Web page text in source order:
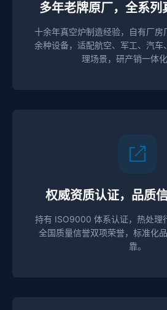
多年老牌原厂，全系列
十余年真空炉制造经验，自有厂房
余种设备，适配航空、军工、汽车
理场景，研产销一体化
权威资质认证，品质
持有 ISO9000 体系认证，热处理
全国质量信誉双项荣誉，标准化
靠。